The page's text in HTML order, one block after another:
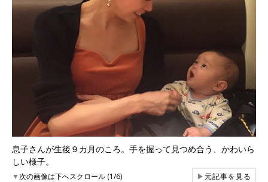
息子さんが生後９カ月のころ。手を握って見つめ合う、かわいら
しい様子。
▼次の画像は下へスクロール (1/6) ▶元記事を見る